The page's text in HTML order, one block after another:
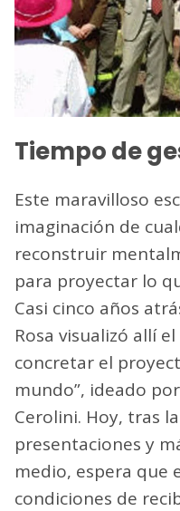
Tiempo de
Este maravilloso
imaginación de
reconstruir
para proyectar lo
Casi cinco años
Rosa visualizó allí
concretar el
mundo”, ideado
Cerolini. Hoy, tras
presentaciones y
medio, espera que
condiciones de